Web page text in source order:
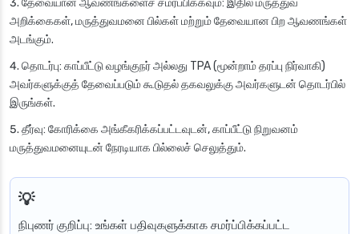
தேவையான ஆவணங்களைச் சமர்ப்பிக்கவும்: இதில் மருத்துவ
அறிக்கைகள், மருத்துவமனை பில்கள் மற்றும் தேவையான பிற ஆவணங்கள்
அடங்கும்.
தொடர்பு: காப்பீட்டு வழங்குநர் அல்லது TPA (மூன்றாம் தரப்பு நிர்வாகி)
அவர்களுக்குத் தேவைப்படும் கூடுதல் தகவலுக்கு அவர்களுடன் தொடர்பில்
இருங்கள்.
தீர்வு: கோரிக்கை அங்கீகரிக்கப்பட்டவுடன், காப்பீட்டு நிறுவனம்
மருத்துவமனையுடன் நேரடியாக பில்லைச் செலுத்தும்.
நிபுணர் குறிப்பு: உங்கள் பதிவுகளுக்காக சமர்ப்பிக்கப்பட்ட